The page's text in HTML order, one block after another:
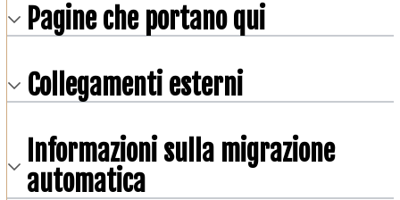
Pagine che portano qui
Collegamenti esterni
Informazioni sulla migrazione
automatica